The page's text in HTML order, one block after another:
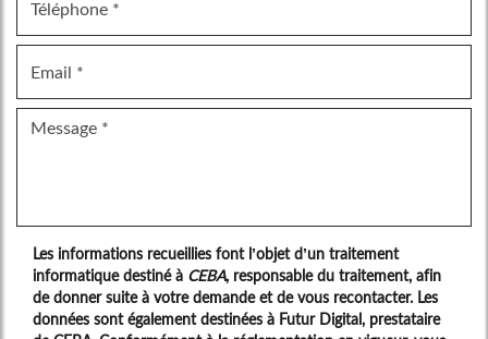
Les informations recueillies font l’objet d’un traitement
informatique destiné à CEBA, responsable du traitement, afin
de donner suite à votre demande et de vous recontacter. Les
données sont également destinées à Futur Digital, prestataire